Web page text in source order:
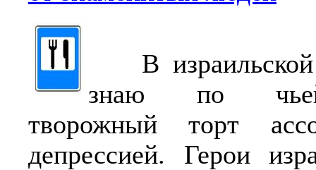
В израильской
знаю по
творожный торт
депрессией. Герои